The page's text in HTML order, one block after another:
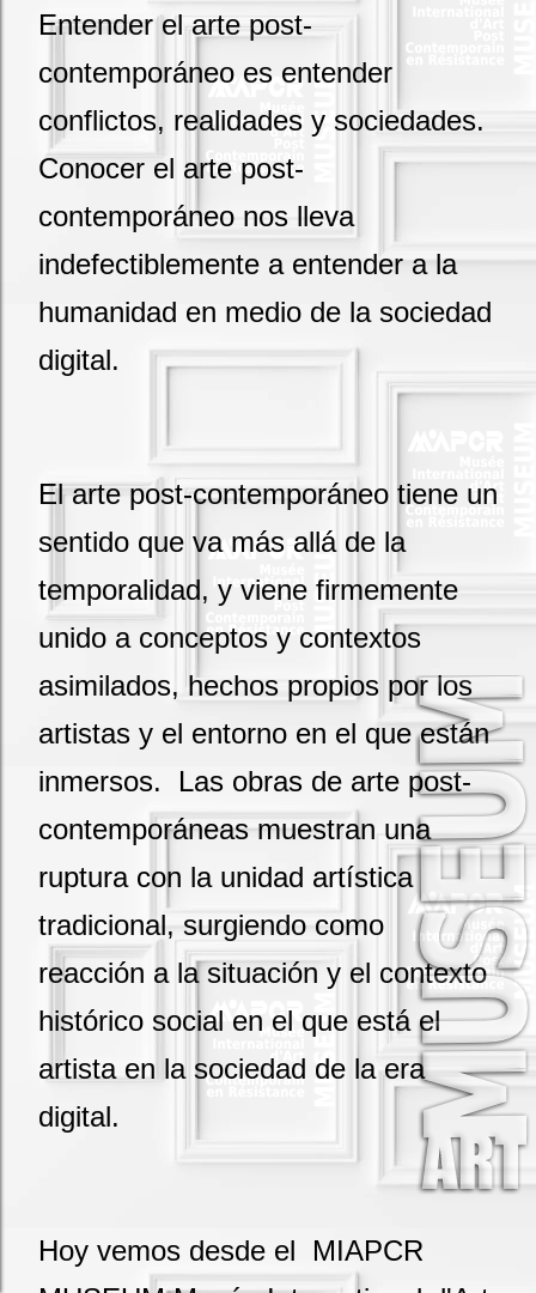
Entender el arte post-
contemporáneo es entender
conflictos, realidades y sociedades.
Conocer el arte post-
contemporáneo nos lleva
indefectiblemente a entender a la
humanidad en medio de la sociedad
digital.
El arte post-contemporáneo tiene un
sentido que va más allá de la
temporalidad, y viene firmemente
unido a conceptos y contextos
asimilados, hechos propios por los
artistas y el entorno en el que están
inmersos. Las obras de arte post-
contemporáneas muestran una
ruptura con la unidad artística
tradicional, surgiendo como
reacción a la situación y el contexto
histórico social en el que está el
artista en la sociedad de la era
digital.
Hoy vemos desde el MIAPCR